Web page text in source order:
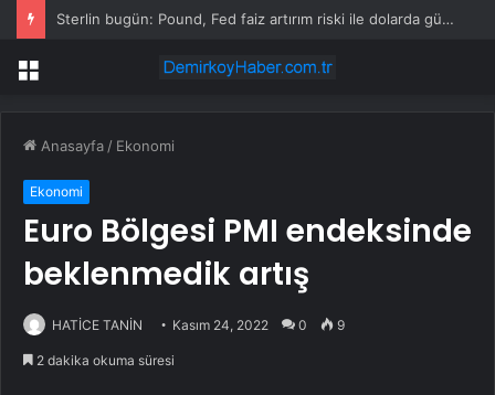
Sterlin bugün: Pound, Fed faiz artırım riski ile dolarda güç devam ederken 1,34 doların üzerinde
Menü
Anasayfa / Ekonomi
Ekonomi
Euro Bölgesi PMI endeksinde
beklenmedik artış
HATİCE TANİN Kasım 24, 2022 0 9
2 dakika okuma süresi